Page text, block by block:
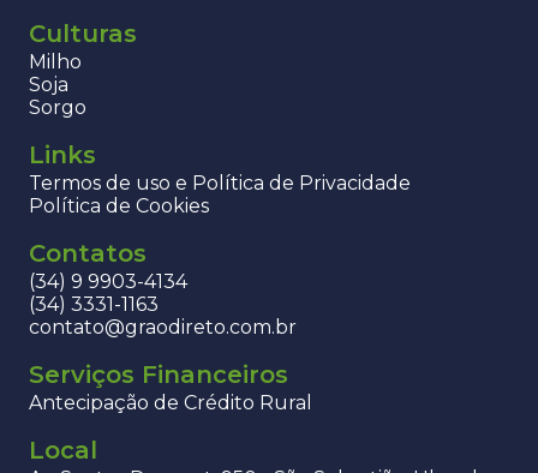
Culturas
Milho
Soja
Sorgo
Links
Termos de uso e Política de Privacidade
Política de Cookies
Contatos
(34) 9 9903-4134
(34) 3331-1163
contato@graodireto.com.br
Serviços Financeiros
Antecipação de Crédito Rural
Local